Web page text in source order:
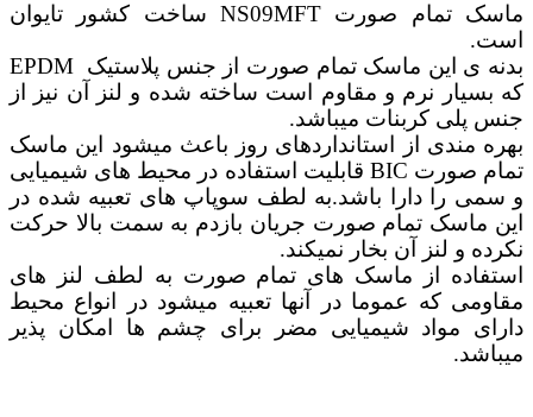
ماسک تمام صورت NS09MFT ساخت کشور تایوان
است.
بدنه ی این ماسک تمام صورت از جنس پلاستیک EPDM
که بسیار نرم و مقاوم است ساخته شده و لنز آن نیز از
جنس پلی کربنات میباشد.
بهره مندی از استانداردهای روز باعث میشود این ماسک
تمام صورت BIC قابلیت استفاده در محیط های شیمیایی
و سمی را دارا باشد.به لطف سوپاپ های تعبیه شده در
این ماسک تمام صورت جریان بازدم به سمت بالا حرکت
نکرده و لنز آن بخار نمیکند.
استفاده از ماسک های تمام صورت به لطف لنز های
مقاومی که عموما در آنها تعبیه میشود در انواع محیط
دارای مواد شیمیایی مضر برای چشم ها امکان پذیر
میباشد.